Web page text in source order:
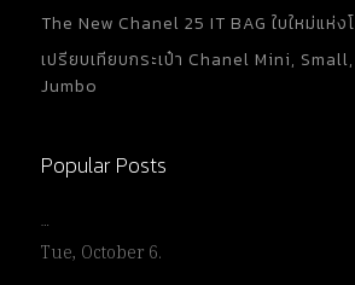
The New Chanel 25 IT BAG ใบใหม่แห่ง
เปรียบเทียบกระเป๋า Chanel Mini,
Jumbo
Popular Posts
…
Tue, October 6.